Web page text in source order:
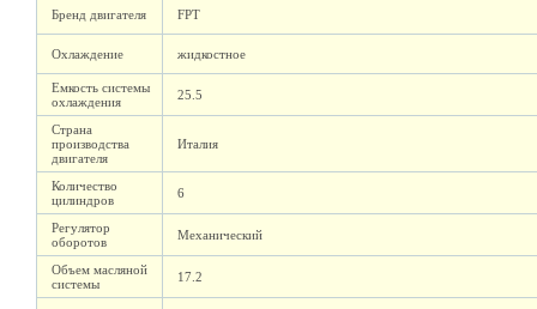
Бренд двигателя FPT
Охлаждение жидкостное
Емкость системы
охлаждения
25.5
Страна
производства
двигателя
Италия
Количество
цилиндров
6
Регулятор
оборотов
Механический
Объем масляной
системы
17.2